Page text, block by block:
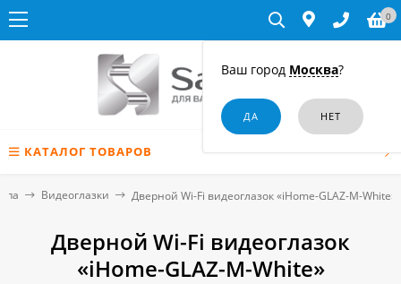
Ваш город Москва?
0
КАТАЛОГ ТОВАРОВ
Видеоглазки Дверной Wi-Fi видеоглазок «iHome-GLAZ-М-White»
Дверной Wi-Fi видеоглазок
«iHome-GLAZ-М-White»